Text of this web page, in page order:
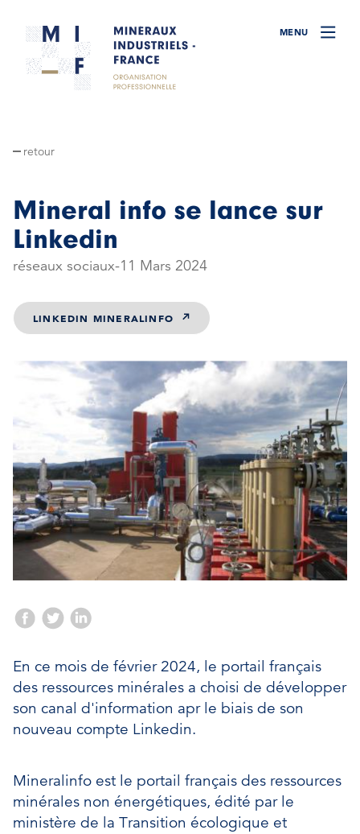
retour
Mineral info se lance sur
Linkedin
réseaux sociaux 11 Mars 2024
LINKEDIN MINERALINFO
En ce mois de février 2024, le portail français
des ressources minérales a choisi de développer
son canal d'information apr le biais de son
nouveau compte Linkedin.
Mineralinfo est le portail français des ressources
minérales non énergétiques, édité par le
ministère de la Transition écologique et